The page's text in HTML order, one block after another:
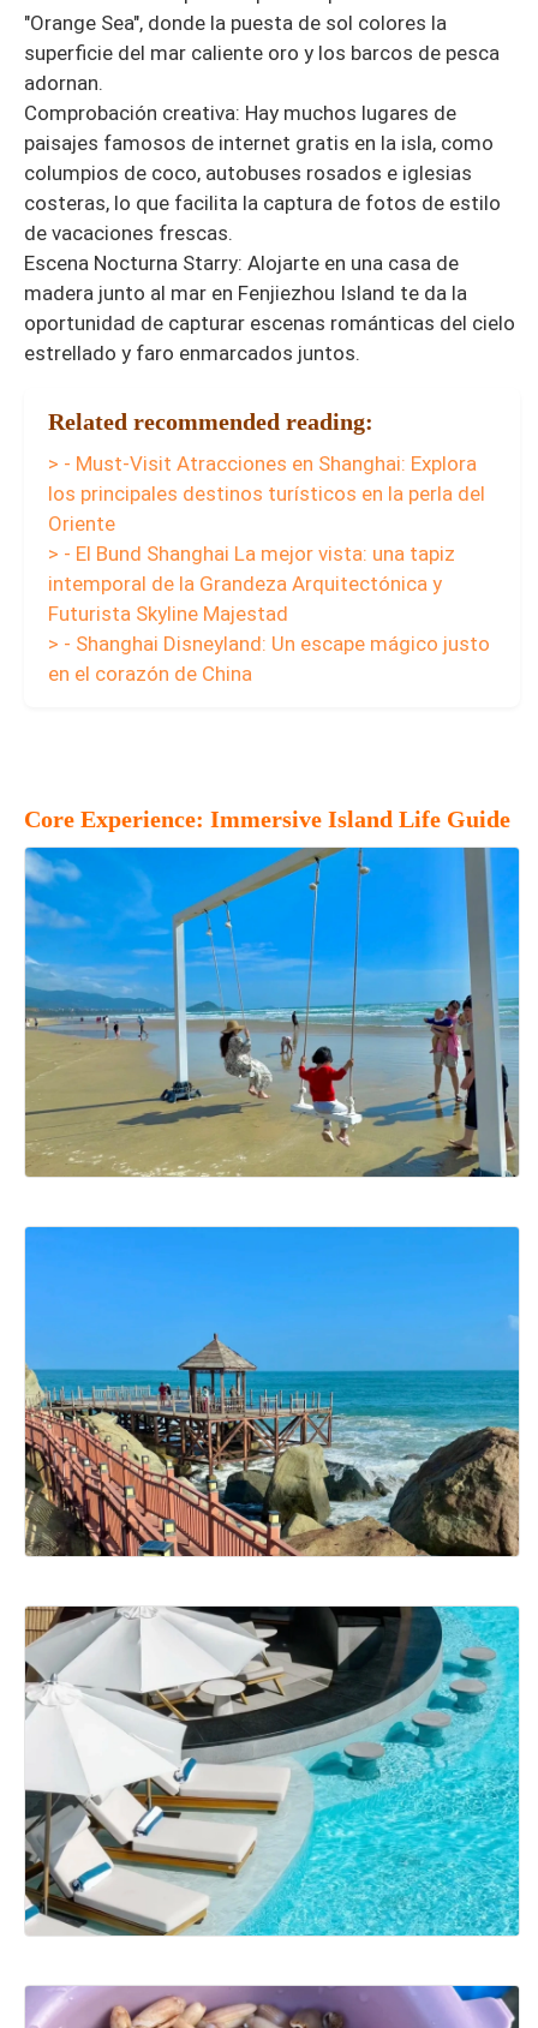
"Orange Sea", donde la puesta de sol colores la
superficie del mar caliente oro y los barcos de pesca
adornan.
Comprobación creativa: Hay muchos lugares de
paisajes famosos de internet gratis en la isla, como
columpios de coco, autobuses rosados e iglesias
costeras, lo que facilita la captura de fotos de estilo
de vacaciones frescas.
Escena Nocturna Starry: Alojarte en una casa de
madera junto al mar en Fenjiezhou Island te da la
oportunidad de capturar escenas románticas del cielo
estrellado y faro enmarcados juntos.
Related recommended reading:
> - Must-Visit Atracciones en Shanghai: Explora
los principales destinos turísticos en la perla del
Oriente
> - El Bund Shanghai La mejor vista: una tapiz
intemporal de la Grandeza Arquitectónica y
Futurista Skyline Majestad
> - Shanghai Disneyland: Un escape mágico justo
en el corazón de China
Core Experience: Immersive Island Life Guide